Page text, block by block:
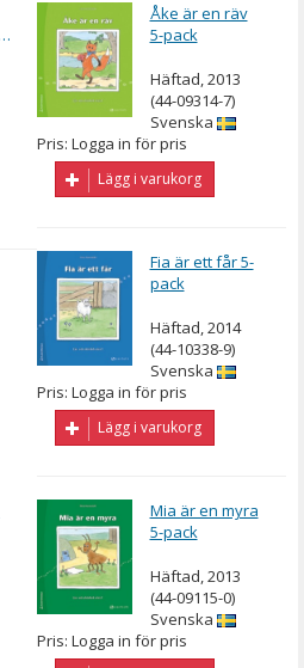
Åke är en räv
5-pack
Häftad, 2013
(44-09314-7)
Svenska
Pris: Logga in för pris
Lägg i varukorg
Fia är ett får 5-
pack
Häftad, 2014
(44-10338-9)
Svenska
Pris: Logga in för pris
Lägg i varukorg
Mia är en myra
5-pack
Häftad, 2013
(44-09115-0)
Svenska
Pris: Logga in för pris